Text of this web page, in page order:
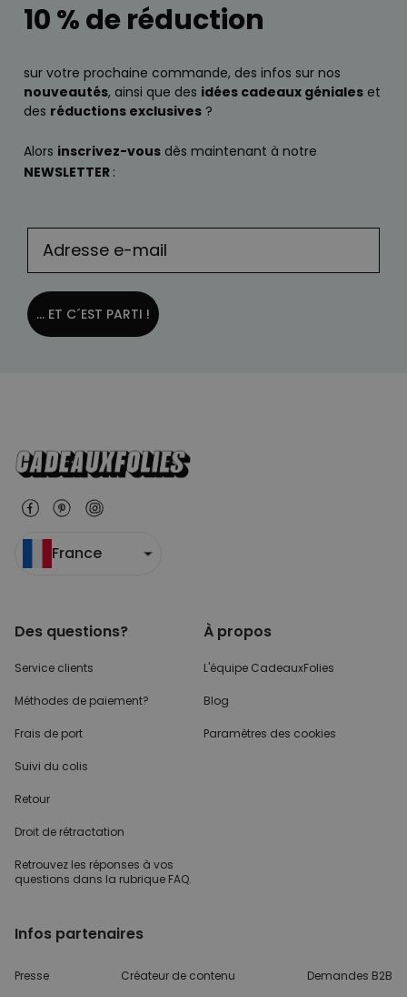
10 % de réduction
sur votre prochaine commande, des infos sur nos
nouveautés, ainsi que des idées cadeaux géniales et
des réductions exclusives ?
Alors inscrivez-vous dès maintenant à notre
NEWSLETTER :
... ET C´EST PARTI !
France
Des questions?
Service clients
Méthodes de paiement?
Frais de port
Suivi du colis
Retour
Droit de rétractation
Retrouvez les réponses à vos
questions dans la rubrique FAQ.
À propos
L'équipe CadeauxFolies
Blog
Paramètres des cookies
Infos partenaires
Presse Créateur de contenu Demandes B2B